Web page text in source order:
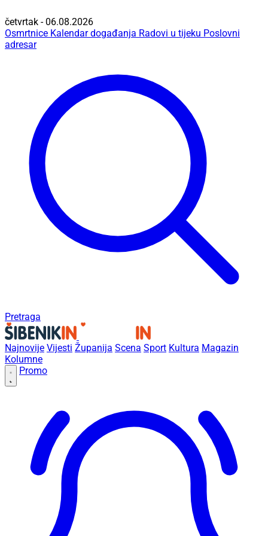
četvrtak - 06.08.2026
Osmrtnice Kalendar događanja Radovi u tijeku Poslovni
adresar
Pretraga
Najnovije Vijesti Županija Scena Sport Kultura Magazin
Kolumne
Promo